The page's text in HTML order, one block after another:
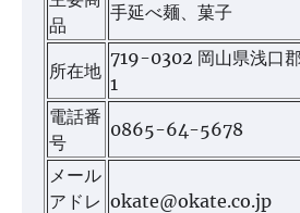
品
手延べ麺、菓子
所在地
719-0302 岡山県浅口
1
電話番
号
0865-64-5678
メール
アドレ okate@okate.co.jp